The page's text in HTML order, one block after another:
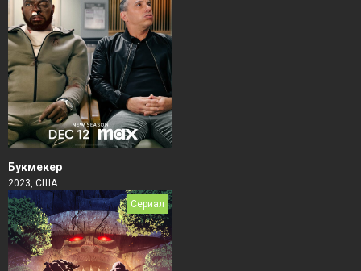
Букмекер
2023, США
Сериал